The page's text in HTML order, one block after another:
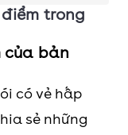
trong
của bản
có vẻ hấp
sẻ những